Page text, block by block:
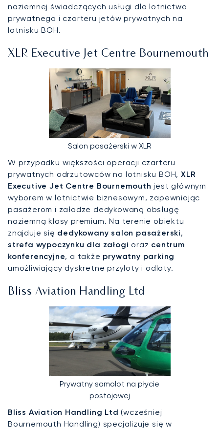
naziemnej świadczących usługi dla lotnictwa
prywatnego i czarteru jetów prywatnych na
lotnisku BOH.
XLR Executive Jet Centre Bournemouth
Salon pasażerski w XLR
W przypadku większości operacji czarteru
prywatnych odrzutowców na lotnisku BOH, XLR
Executive Jet Centre Bournemouth jest głównym
wyborem w lotnictwie biznesowym, zapewniając
pasażerom i załodze dedykowaną obsługę
naziemną klasy premium. Na terenie obiektu
znajduje się dedykowany salon pasażerski,
strefa wypoczynku dla załogi oraz centrum
konferencyjne, a także prywatny parking
umożliwiający dyskretne przyloty i odloty.
Bliss Aviation Handling Ltd
Prywatny samolot na płycie
postojowej
Bliss Aviation Handling Ltd (wcześniej
Bournemouth Handling) specjalizuje się w